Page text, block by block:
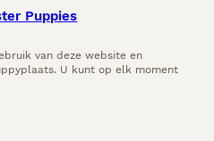
Puppies
van deze website en
U kunt op elk moment